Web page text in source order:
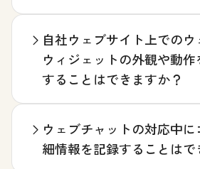
自社ウェブサイト上での
ウィジェットの外観や動
することはできますか？
ウェブチャットの対応中
細情報を記録することはで